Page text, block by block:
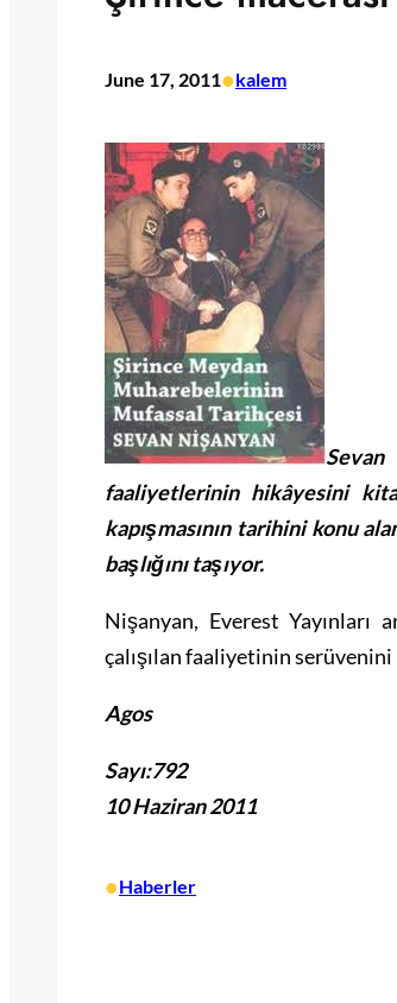
June 17, 2011•kalem
faaliyetlerinin hikâyesini
kapışmasının tarihini konu
başlığını taşıyor.
Nişanyan, Everest Yayınları
çalışılan faaliyetinin
Agos
Sayı:792
10 Haziran 2011
•Haberler